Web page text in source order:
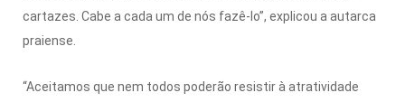
cartazes. Cabe a cada um de nós fazê-lo”, explicou a autarca
praiense.
“Aceitamos que nem todos poderão resistir à atratividade